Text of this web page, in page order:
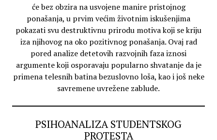
će bez obzira na usvojene manire pristojnog
ponašanja, u prvim većim životnim iskušenjima
pokazati svu destruktivnu prirodu motiva koji se kriju
iza njihovog na oko pozitivnog ponašanja. Ovaj rad
pored analize detetovih razvojnih faza iznosi
argumente koji osporavaju popularno shvatanje da je
primena telesnih batina bezuslovno loša, kao i još neke
savremene uvrežene zablude.
PSIHOANALIZA STUDENTSKOG
PROTESTA